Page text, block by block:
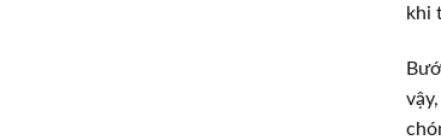
khi